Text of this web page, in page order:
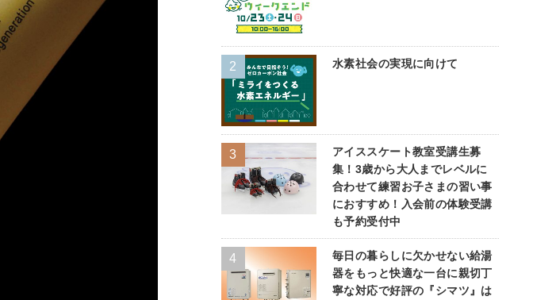
水素社会の実現に向けて
アイススケート教室受講生募
集！3歳から大人までレベルに
合わせて練習お子さまの習い事
におすすめ！入会前の体験受講
も予約受付中
毎日の暮らしに欠かせない給湯
器をもっと快適な一台に親切丁
寧な対応で好評の『シマツ』は